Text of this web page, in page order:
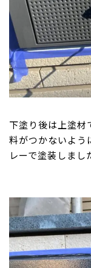
下塗り後は上塗材
料がつかないよう
レーで塗装しまし